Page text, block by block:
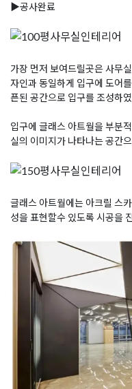
▶공사완료
가장 먼저 보여드릴곳은 사무
자인과 동일하게 입구에 도어
픈된 공간으로 입구를 조성하
입구에 글래스 아트월을 부분
실의 이미지가 나타나는 공간
글래스 아트월에는 아크릴 스
성을 표현할수 있도록 시공을